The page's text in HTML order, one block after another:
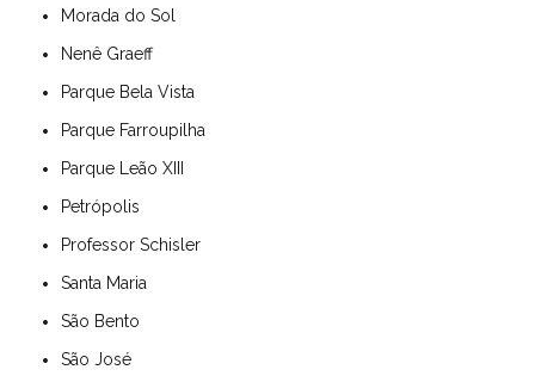
Morada do Sol
Nenê Graeff
Parque Bela Vista
Parque Farroupilha
Parque Leão XIII
Petrópolis
Professor Schisler
Santa Maria
São Bento
São José